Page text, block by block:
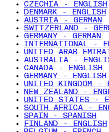
CZECHIA - ENGLISH
DENMARK - ENGLISH
AUSTRIA - GERMAN
SWITZERLAND -
GERMANY - GERMAN
INTERNATIONAL -
UNITED ARAB
AUSTRALIA -
CANADA - ENGLISH
GERMANY - ENGLISH
UNITED KINGDOM -
NEW ZEALAND -
UNITED STATES -
SOUTH AFRICA -
SPAIN - SPANISH
FINLAND - ENGLISH